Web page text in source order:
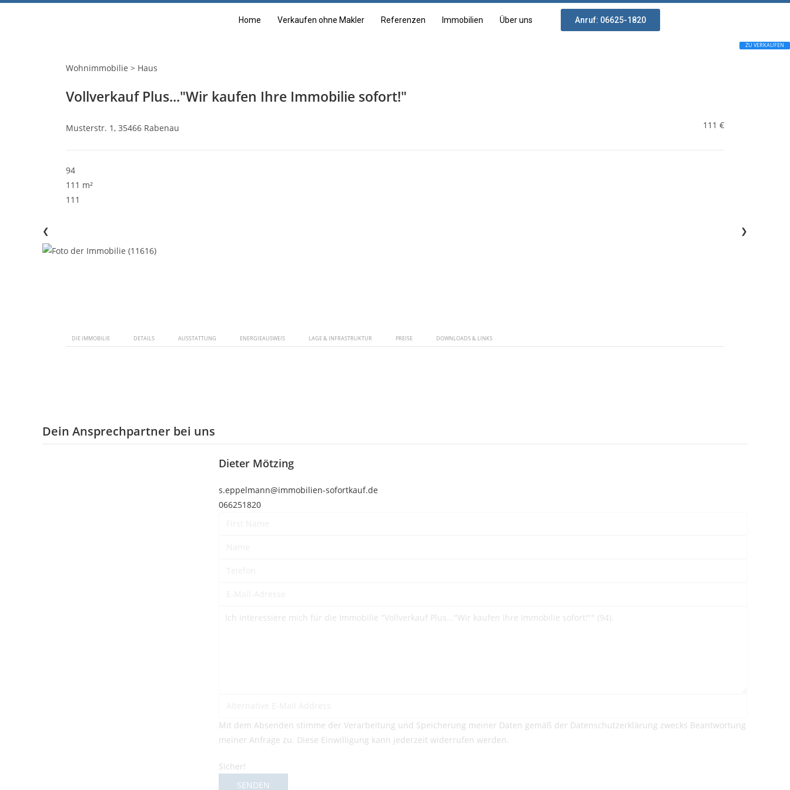
Home Verkaufen ohne Makler Referenzen Immobilien Über uns Anruf: 06625-1820
Wohnimmobilie > Haus
ZU VERKAUFEN
Vollverkauf Plus..."Wir kaufen Ihre Immobilie sofort!"
Musterstr. 1, 35466 Rabenau 111 €
94
111 m²
111
❮ ❯
DIE IMMOBILIE DETAILS AUSSTATTUNG ENERGIEAUSWEIS LAGE & INFRASTRUKTUR PREISE DOWNLOADS & LINKS
Dein Ansprechpartner bei uns
Dieter Mötzing
s.eppelmann@immobilien-sofortkauf.de
066251820
Mit dem Absenden stimme der Verarbeitung und Speicherung meiner Daten gemäß der Datenschutzerklärung zwecks Beantwortung
meiner Anfrage zu. Diese Einwilligung kann jederzeit widerrufen werden.
Sicher!
SENDEN